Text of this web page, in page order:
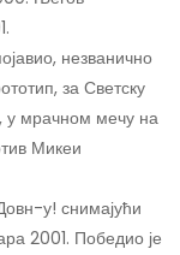
незванично
за Светску
у мрачном мечу на
Микеи
у! снимајући
2001. Победио је